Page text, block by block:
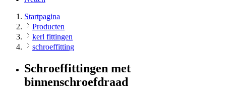
Startpagina
Producten
kerl fittingen
schroeffitting
Schroeffittingen met
binnenschroefdraad